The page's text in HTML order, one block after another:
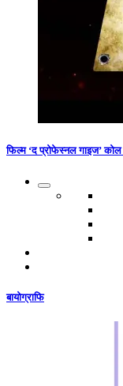
फिल्म ‘द प्रोफेस्नल गाइज’
बायोग्राफि